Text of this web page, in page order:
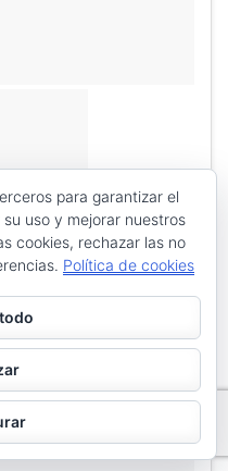
»
para garantizar el
uso y mejorar nuestros
cookies, rechazar las no
Política de cookies